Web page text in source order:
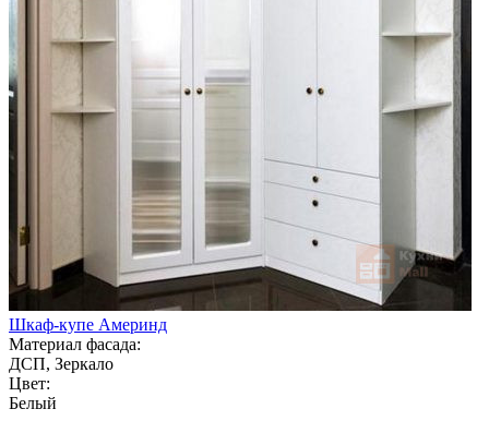
Шкаф-купе Америнд
Материал фасада:
ДСП, Зеркало
Цвет:
Белый